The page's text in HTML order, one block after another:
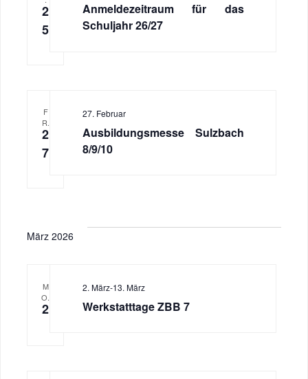
2
5
Anmeldezeitraum für das
Schuljahr 26/27
F
R.
2
7
Ausbildungsmesse Sulzbach
8/9/10
27. Februar
März 2026
M
O.
2 Werkstatttage ZBB 7
2. März-13. März